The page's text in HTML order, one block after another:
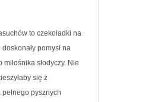
to czekoladki na
pomysł na
słodyczy. Nie
się z
pysznych